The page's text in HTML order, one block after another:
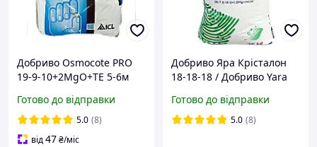
Добриво Osmocote PRO
19-9-10+2MgO+TE 5-6м
Готово до відправки
5.0 (8)
від47₴/міс
Добриво Яра Крісталон
18-18-18 / Добриво Yara
SPECIAL (25 кг)
Готово до відправки
5.0 (8)